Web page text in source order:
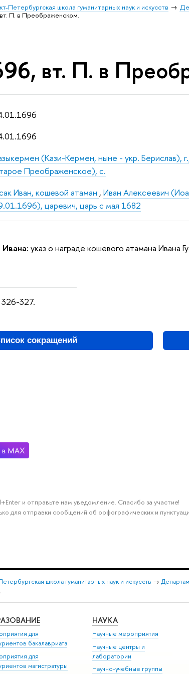
Петербургская школа гуманитарных наук и искусств
П. в Преображенском.
вт. П. в
(Кази-Кермен, ныне - укр. Берислав),
Преображенское), с.
Иван, кошевой атаман ,Иван Алексеевич
царевич, царь с мая 1682
Ивана: указ о награде кошевого атамана Ивана
327.
сокращений
и отправьте нам уведомление. Спасибо за участие!
для отправки сообщений об орфографических и
школа гуманитарных наук и искусств →
для
бакалавриата
для
магистратуры
НАУКА
Научные мероприятия
Научные центры и
лаборатории
Научно-учебные группы